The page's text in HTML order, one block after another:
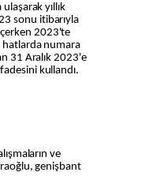
yıllık
sonu itibarıyla
2023'te
hatlarda numara
31 Aralık 2023'e
kullandı.
ve
genişbant